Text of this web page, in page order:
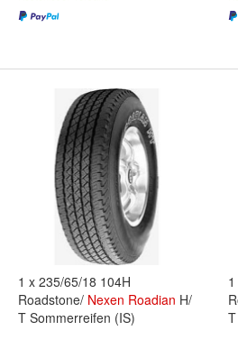
1 x 235/65/18 104H
Roadstone/ Nexen Roadian H/
T Sommerreifen (IS)